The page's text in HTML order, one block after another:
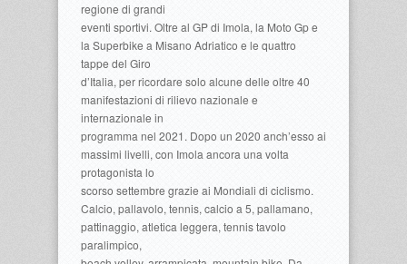
regione di grandi
eventi sportivi. Oltre al GP di Imola, la Moto Gp e
la Superbike a Misano Adriatico e le quattro
tappe del Giro
d’Italia, per ricordare solo alcune delle oltre 40
manifestazioni di rilievo nazionale e
internazionale in
programma nel 2021. Dopo un 2020 anch’esso ai
massimi livelli, con Imola ancora una volta
protagonista lo
scorso settembre grazie ai Mondiali di ciclismo.
Calcio, pallavolo, tennis, calcio a 5, pallamano,
pattinaggio, atletica leggera, tennis tavolo
paralimpico,